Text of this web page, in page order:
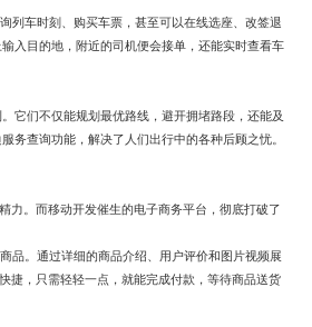
列车时刻、购买车票，甚至可以在线选座、改签退
入目的地，附近的司机便会接单，还能实时查看车
它们不仅能规划最优路线，避开拥堵路段，还能及
务查询功能，解决了人们出行中的各种后顾之忧。
力。而移动开发催生的电子商务平台，彻底打破了
品。通过详细的商品介绍、用户评价和图片视频展
捷，只需轻轻一点，就能完成付款，等待商品送货